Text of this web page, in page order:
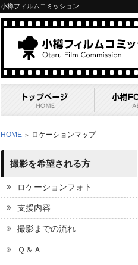
小樽フィルムコミッション
HOME ＞ ロケーションマップ
撮影を希望される方
ロケーションフォト
支援内容
撮影までの流れ
Ｑ＆Ａ